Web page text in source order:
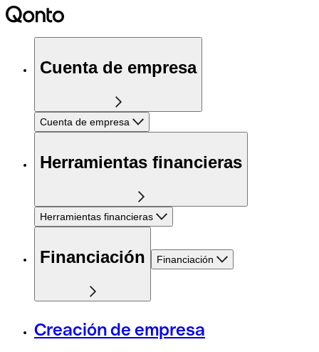
Cuenta de empresa
Cuenta de empresa
Herramientas financieras
Herramientas financieras
Financiación Financiación
Creación de empresa